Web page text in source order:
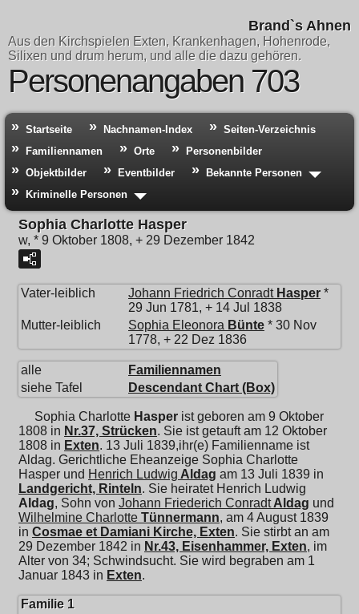
Brand`s Ahnen
Aus den Kirchspielen Exten, Krankenhagen, Hohenrode,
Silixen und drum herum, und alle die dazu gehören.
Personenangaben 703
Startseite Nachnamen-Index
Seiten-Verzeichnis
Familiennamen
Orte
Personenbilder
Objektbilder
Eventbilder
Bekannte Personen
Kriminelle Personen
Sophia Charlotte Hasper
w, * 9 Oktober 1808, + 29 Dezember 1842
Vater-leiblich Johann Friedrich Conradt Hasper *
29 Jun 1781, + 14 Jul 1838
Mutter-leiblich
Sophia Eleonora Bünte * 30 Nov
1778, + 22 Dez 1836
alle
Familiennamen
siehe Tafel
Descendant Chart (Box)
Sophia Charlotte Hasper ist geboren am 9 Oktober
1808 in Nr.37, Strücken. Sie ist getauft am 12 Oktober
1808 in Exten. 13 Juli 1839,ihr(e) Familienname ist
Aldag. Gerichtliche Eheanzeige Sophia Charlotte
Hasper und Henrich Ludwig Aldag am 13 Juli 1839 in
Landgericht, Rinteln. Sie heiratet Henrich Ludwig
Aldag, Sohn von Johann Friederich Conradt Aldag und
Wilhelmine Charlotte Tünnermann, am 4 August 1839
in Cosmae et Damiani Kirche, Exten. Sie stirbt an am
29 Dezember 1842 in Nr.43, Eisenhammer, Exten, im
Alter von 34; Schwindsucht. Sie wird begraben am 1
Januar 1843 in Exten.
Familie 1